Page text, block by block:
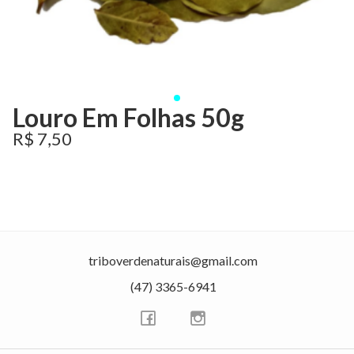
Louro Em Folhas 50g
R$ 7,50
triboverdenaturais@gmail.com
(47) 3365-6941